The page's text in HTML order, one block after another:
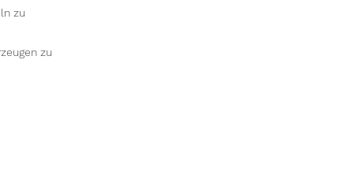
zu
zu